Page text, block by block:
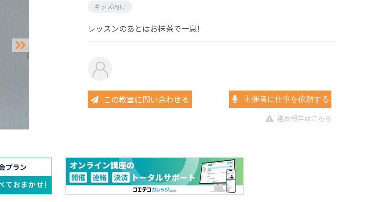
キッズ向け
レッスンのあとはお抹茶で一息!
この教室に問い合わせる 主催者に仕事を依頼する
違反報告はこちら